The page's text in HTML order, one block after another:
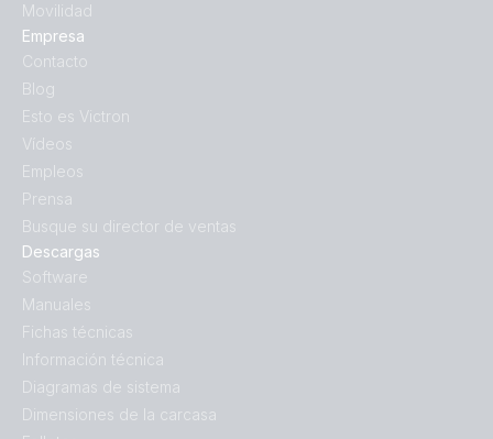
Descargas
Software
Manuales
Fichas técnicas
Información técnica
Diagramas de sistema
Dimensiones de la carcasa
Movilidad
Empresa
Contacto
Blog
Esto es Victron
Vídeos
Empleos
Prensa
Busque su director de ventas